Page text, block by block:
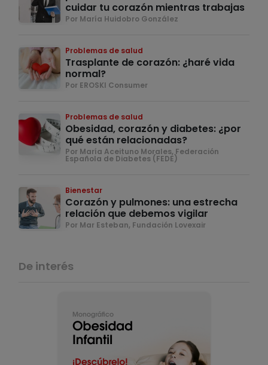
cuidar tu corazón mientras trabajas
Por María Huidobro González
Problemas de salud
Trasplante de corazón: ¿haré vida
normal?
Por EROSKI Consumer
Problemas de salud
Obesidad, corazón y diabetes: ¿por
qué están relacionadas?
Por María Aceituno Morales, Federación
Española de Diabetes (FEDE)
Bienestar
Corazón y pulmones: una estrecha
relación que debemos vigilar
Por Mar Esteban, Fundación Lovexair
De interés